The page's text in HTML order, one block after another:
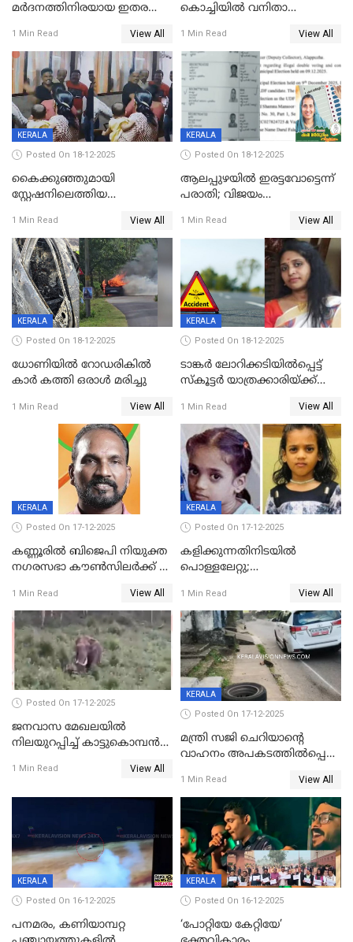
മർദനത്തിനിരയായ ഇതര
നടുക്കുന്ന സംഭവം
വാളയാറിൽ
1 Min Read View All
കൊച്ചിയില്‍ വനിതാ
കോടി രൂപ
1 Min Read View All
KERALA
Posted On 18-12-2025
കൈക്കുഞ്ഞുമായി
സ്റ്റേഷനിലെത്തിയ
കരണത്തടിച്ചു; CC ടിവി
ദൃശ്യങ്ങൾ പുറത്ത്
1 Min Read View All
KERALA
Posted On 18-12-2025
ആലപ്പുഴയിൽ ഇരട്ടവോട്ടെന്ന്
പരാതി; വിജയം
വാർഡിലെ എൽഡിഎഫ്
സ്ഥാനാർത്ഥി
1 Min Read View All
KERALA
Posted On 18-12-2025
ധോണിയിൽ റോഡരികിൽ
കാർ കത്തി ഒരാൾ മരിച്ചു
1 Min Read View All
KERALA
Posted On 18-12-2025
ടാങ്കർ ലോറിക്കടിയിൽപ്പെട്ട്
സ്കൂട്ടർ യാത്രക്കാരിയ്ക്ക്
കണ്ടോത്ത് ദേശീയ പാതയിൽ
1 Min Read View All
KERALA
Posted On 17-12-2025
കണ്ണൂരിൽ ബിജെപി നിയുക്ത
നഗരസഭാ കൗൺസിലർക്ക് 36
1 Min Read View All
KERALA
Posted On 17-12-2025
കളിക്കുന്നതിനിടയിൽ
പൊള്ളലേറ്റു;
ക്ലാസ് വിദ്യാർത്ഥിനി മരിച്ചു
1 Min Read View All
Posted On 17-12-2025
ജനവാസ മേഖലയില്‍
നിലയുറപ്പിച്ച് കാട്ടുകൊമ്പന്‍
1 Min Read View All
KERALA
Posted On 17-12-2025
മന്ത്രി സജി ചെറിയാന്റെ
വാഹനം അപകടത്തിൽപ്പെട്ടു;
രക്ഷപ്പെട്ടത് തലനാരിടയ്ക്ക്
1 Min Read View All
KERALA
Posted On 16-12-2025
പനമരം, കണിയാമ്പറ്റ
KERALA
Posted On 16-12-2025
‘പോറ്റിയേ കേറ്റിയേ’